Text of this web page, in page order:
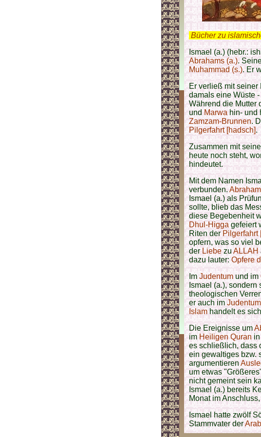
Bücher zu
Ismael (a.) (hebr.:
Abrahams (a.).
Muhammad (s.). Er
Er verließ mit seiner
damals eine Wüste
Während die Mutter
undMarwahin- und
Zamzam-Brunnen.
Pilgerfahrt [hadsch].
Zusammen mit
heute noch steht,
hindeutet.
Mit dem Namen
verbunden.
Ismael (a.) als
sollte, blieb das
diese Begebenheit
Dhul-Higgagefeiert
Riten derPilgerfahrt
opfern, was so viel
der LiebezuALLAH
dazu lauter:Opfere
ImJudentumund im
Ismael (a.),
theologischen
er auch imJudentum
Islamhandelt es
Die Ereignisse um
imHeiligen Quranin
es schließlich, dass
ein gewaltiges bzw.
argumentieren
um etwas
nicht gemeint sein
Ismael (a.) bereits
Monat im
Ismael hatte zwölf
Stammvater der